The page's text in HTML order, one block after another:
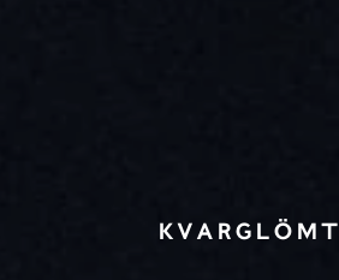
KVARGLÖMT